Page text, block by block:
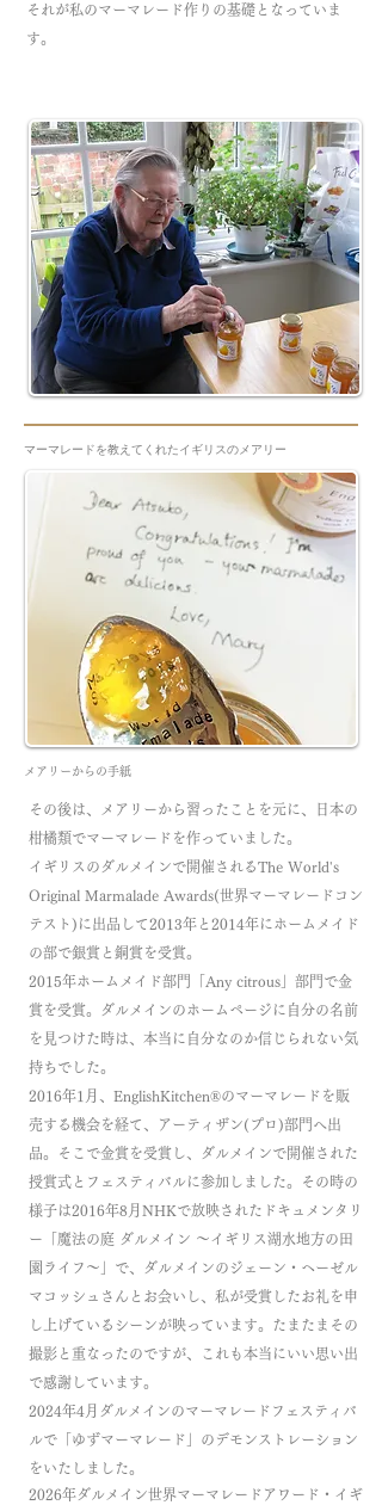
それが私のマーマレード作りの基礎となっていま
す。
​マーマレードを教えてくれたイギリスのメアリー
​メアリーからの手紙
その後は、メアリーから習ったことを元に、日本の
柑橘類でマーマレードを作っていました。
イギリスのダルメインで開催されるThe World's
Original Marmalade Awards(世界マーマレードコン
テスト)に出品して2013年と2014年にホームメイド
の部で銀賞と銅賞を受賞。
2015年ホームメイド部門「Any citrous」部門で金
賞を受賞。ダルメインのホームページに自分の名前
を見つけた時は、本当に自分なのか信じられない気
持ちでした。
2016年1月、EnglishKitchen®のマーマレードを販
売する機会を経て、アーティザン(プロ)部門へ出
品。そこで金賞を受賞し、ダルメインで開催された
授賞式とフェスティバルに参加しました。その時の
様子は2016年8月NHKで放映されたドキュメンタリ
ー「魔法の庭 ダルメイン ～イギリス湖水地方の田
園ライフ～」で、ダルメインのジェーン・ヘーゼル
マコッシュさんとお会いし、私が受賞したお礼を申
し上げているシーンが映っています。たまたまその
撮影と重なったのですが、これも本当にいい思い出
で感謝しています。
2024年4月ダルメインのマーマレードフェスティバ
ルで「ゆずマーマレード」のデモンストレーション
をいたしました。
2026年ダルメイン世界マーマレードアワード・イギ